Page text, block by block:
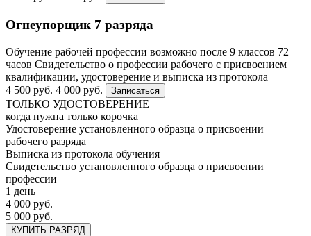
Огнеупорщик 7 разряда
Обучение рабочей профессии возможно после 9 классов 72
часов Свидетельство о профессии рабочего с присвоением
квалификации, удостоверение и выписка из протокола
4 500 руб. 4 000 руб. Записаться
ТОЛЬКО УДОСТОВЕРЕНИЕ
когда нужна только корочка
Удостоверение установленного образца о присвоении
рабочего разряда
Выписка из протокола обучения
Свидетельство установленного образца о присвоении
профессии
1 день
4 000 руб.
5 000 руб.
КУПИТЬ РАЗРЯД